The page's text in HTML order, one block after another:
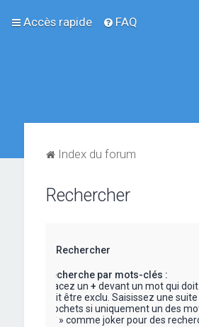
Accès rapide FAQ
Index du forum
Rechercher
Rechercher
Recherche par mots-clés :
Placez un + devant un mot qui
doit être exclu. Saisissez une
crochets si uniquement un des
« * » comme joker pour des